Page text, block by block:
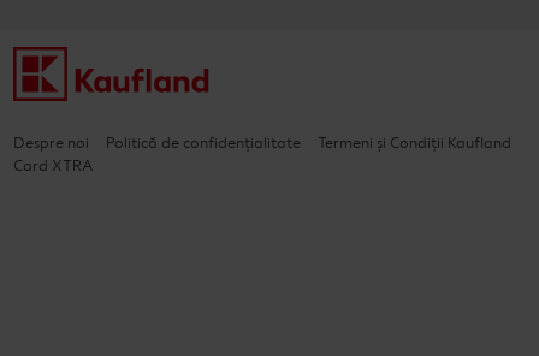
Despre noi Politică de confidențialitate
Termeni și Condiții Kaufland
Card XTRA